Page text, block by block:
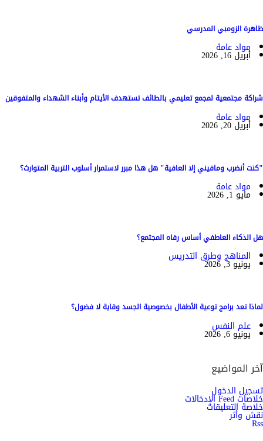
ظاهرة الزومبي المدرسي
مواد عامة
أبريل 16, 2026
شراكة مجتمعية لمجمع تعليمي بالطائف تستهدف الأيتام وأبناء الشهداء والمتفوقين
مواد عامة
أبريل 20, 2026
"كنت أنضرب ومافيني إلا العافية" هل هذا مبرر لاستمرار أسلوب التربية المتوارث؟
مواد عامة
مايو 1, 2026
هل الذكاء العاطفي أساس رفاه المجتمع؟
المناهج وطرق التدريس
يونيو 3, 2026
لماذا تعد برامج توعية الأطفال بخصوصية الجسد وقاية لا فضول؟
علم النفس
يونيو 6, 2026
آخر المواضيع
تسجيل الدخول
خلاصات Feed الإدخالات
خلاصة التعليقات
نقش وأثر
Rss